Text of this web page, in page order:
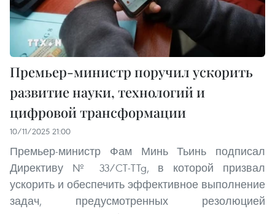
Премьер-министр поручил ускорить
развитие науки, технологий и
цифровой трансформации
10/11/2025 21:00
Премьер-министр Фам Минь Тьинь подписал
Директиву № 33/CT-TTg, в которой призвал
ускорить и обеспечить эффективное выполнение
задач, предусмотренных резолюцией